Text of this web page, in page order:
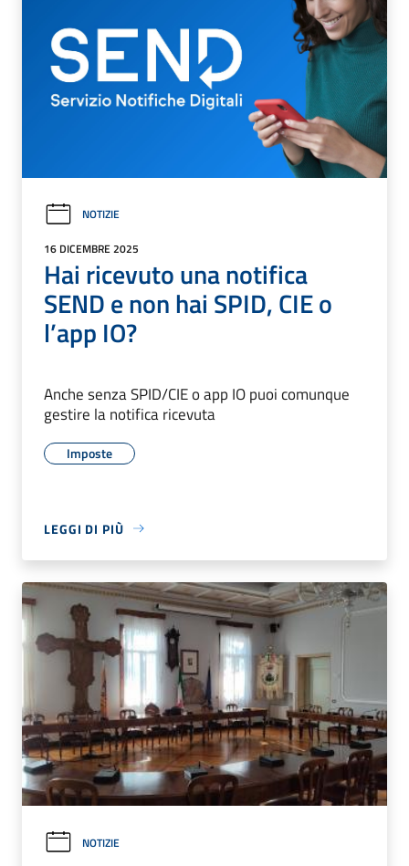
NOTIZIE
16 DICEMBRE 2025
Hai ricevuto una notifica
SEND e non hai SPID, CIE o
l’app IO?
Anche senza SPID/CIE o app IO puoi comunque
gestire la notifica ricevuta
Imposte
LEGGI DI PIÙ
NOTIZIE